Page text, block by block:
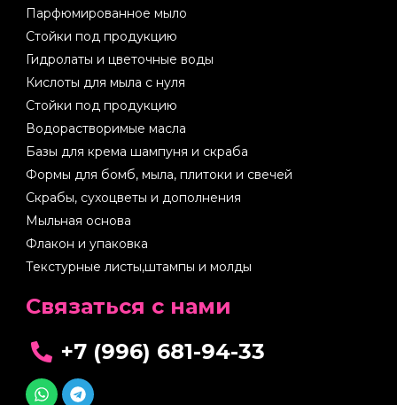
Парфюмированное мыло
Стойки под продукцию
Гидролаты и цветочные воды
Кислоты для мыла с нуля
Стойки под продукцию
Водорастворимые масла
Базы для крема шампуня и скраба
Формы для бомб, мыла, плитоки и свечей
Скрабы, сухоцветы и дополнения
Мыльная основа
Флакон и упаковка
Текстурные листы,штампы и молды
Cвязаться с нами
+7 (996) 681-94-33